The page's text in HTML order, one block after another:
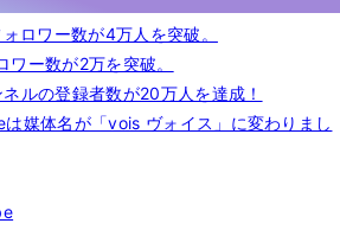
ワー数が4万人を突破。
ー数が2万を突破。
ルの登録者数が20万人を達成！
媒体名が「vois ヴォイス」に変わりまし